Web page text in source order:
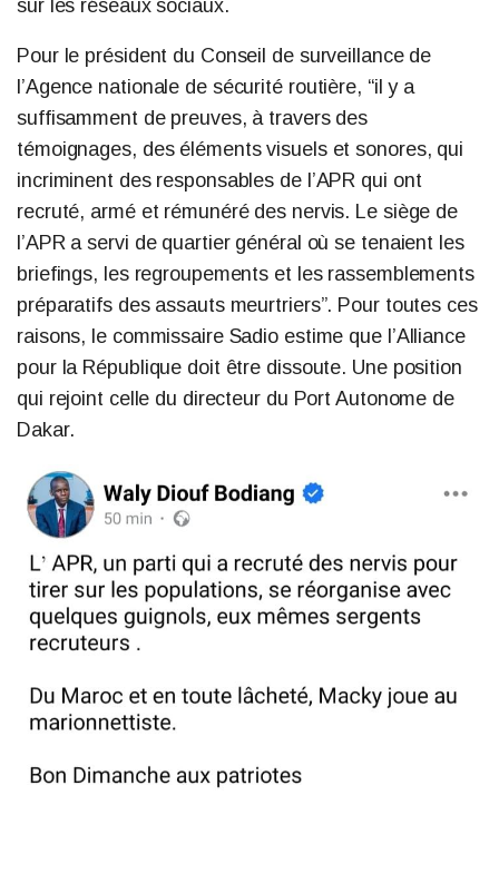
sur les réseaux sociaux.
Pour le président du Conseil de surveillance de
l’Agence nationale de sécurité routière, “il y a
suffisamment de preuves, à travers des
témoignages, des éléments visuels et sonores, qui
incriminent des responsables de l’APR qui ont
recruté, armé et rémunéré des nervis. Le siège de
l’APR a servi de quartier général où se tenaient les
briefings, les regroupements et les rassemblements
préparatifs des assauts meurtriers”. Pour toutes ces
raisons, le commissaire Sadio estime que l’Alliance
pour la République doit être dissoute. Une position
qui rejoint celle du directeur du Port Autonome de
Dakar.